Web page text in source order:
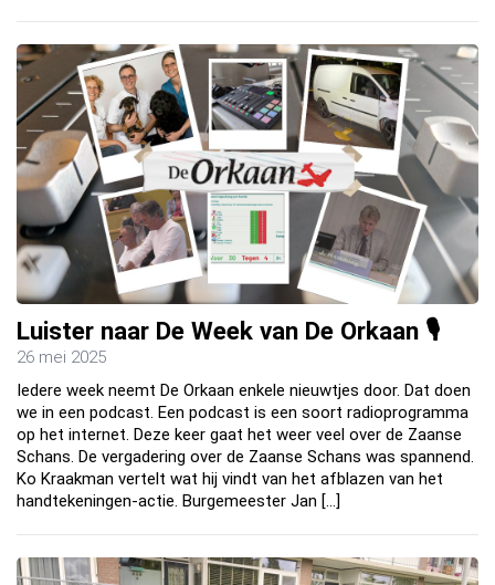
Luister naar De Week van De Orkaan 🎙
26 mei 2025
Iedere week neemt De Orkaan enkele nieuwtjes door. Dat doen
we in een podcast. Een podcast is een soort radioprogramma
op het internet. Deze keer gaat het weer veel over de Zaanse
Schans. De vergadering over de Zaanse Schans was spannend.
Ko Kraakman vertelt wat hij vindt van het afblazen van het
handtekeningen-actie. Burgemeester Jan […]